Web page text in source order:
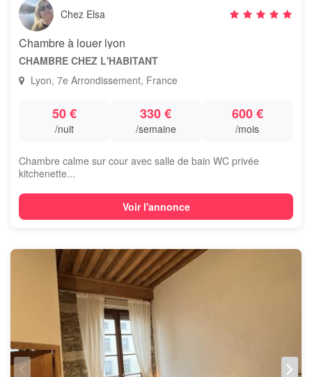
Chez Elsa
Chambre à louer lyon
CHAMBRE CHEZ L'HABITANT
Lyon, 7e Arrondissement, France
50 €
/nuit
330 €
/semaine
600 €
/mois
Chambre calme sur cour avec salle de bain WC privée
kitchenette...
Voir l'annonce